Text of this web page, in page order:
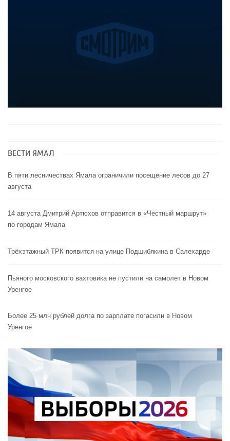
ВЕСТИ ЯМАЛ
В пяти лесничествах Ямала ограничили посещение лесов до 27
августа
14 августа Дмитрий Артюхов отправится в «Честный маршрут»
по городам Ямала
Трёхэтажный ТРК появится на улице Подшибякина в Салехарде
Пьяного московского вахтовика не пустили на самолет в Новом
Уренгое
Более 25 млн рублей долга по зарплате погасили в Новом
Уренгое